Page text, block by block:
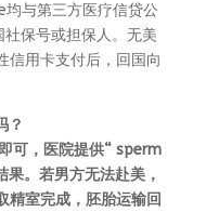
均与第三方医疗信贷公
保号或担保人。无美
信用卡支付后，回国向
？
可，医院提供“ sperm
果。若男方无法赴美，
精室完成，胚胎运输回